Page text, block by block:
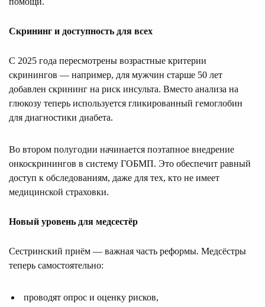
Скрининг и доступность для всех
С 2025 года пересмотрены возрастные критерии
скринингов — например, для мужчин старше 50 лет
добавлен скрининг на риск инсульта. Вместо анализа на
глюкозу теперь используется гликированный гемоглобин
для диагностики диабета.
Во втором полугодии начинается поэтапное внедрение
онкоскринингов в систему ГОБМП. Это обеспечит равный
доступ к обследованиям, даже для тех, кто не имеет
медицинской страховки.
Новый уровень для медсестёр
Сестринский приём — важная часть реформы. Медсёстры
теперь самостоятельно:
проводят опрос и оценку рисков,